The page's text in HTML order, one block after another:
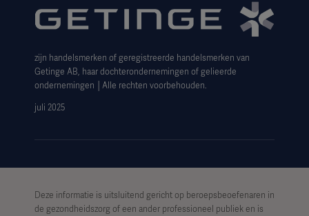
Aanvraagformulier voor betrokkenen
zijn handelsmerken of geregistreerde handelsmerken van
Getinge AB, haar dochterondernemingen of gelieerde
ondernemingen │Alle rechten voorbehouden.
juli 2025
Deze informatie is uitsluitend gericht op beroepsbeoefenaren in
de gezondheidszorg of een ander professioneel publiek en is